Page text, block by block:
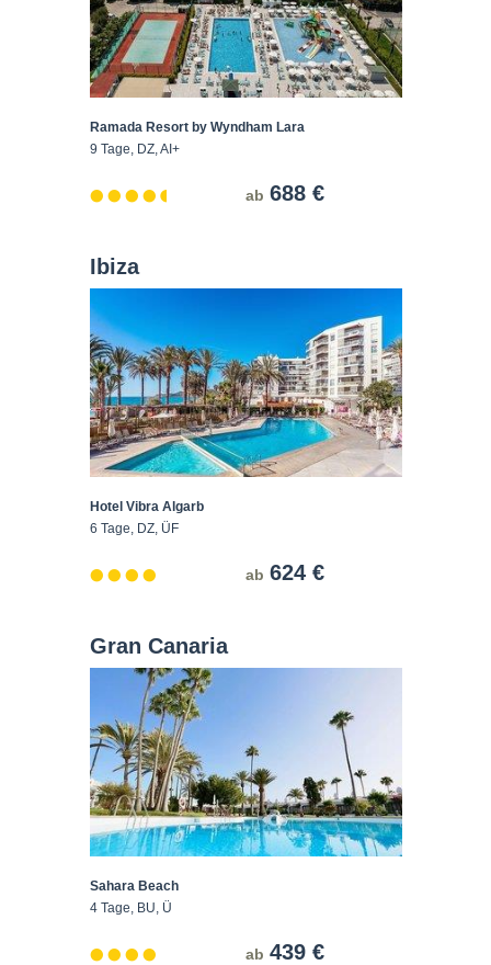
Ramada Resort by Wyndham Lara
9 Tage, DZ, AI+
ab 688 €
Ibiza
Hotel Vibra Algarb
6 Tage, DZ, ÜF
ab 624 €
Gran Canaria
Sahara Beach
4 Tage, BU, Ü
ab 439 €